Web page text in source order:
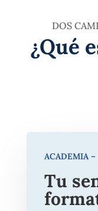
DOS
¿Qué
ACADEMIA –
Tu